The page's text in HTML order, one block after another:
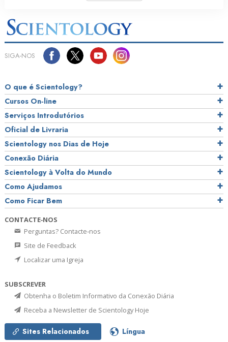
SIGA‑NOS
O que é Scientology?
Cursos On‑line
Serviços Introdutórios
Oficial de Livraria
Scientology nos Dias de Hoje
Conexão Diária
Scientology à Volta do Mundo
Como Ajudamos
Como Ficar Bem
CONTACTE‑NOS
Perguntas? Contacte‑nos
Site de Feedback
Localizar uma Igreja
SUBSCREVER
Obtenha o Boletim Informativo da Conexão Diária
Receba a Newsletter de Scientology Hoje
Sites Relacionados Língua